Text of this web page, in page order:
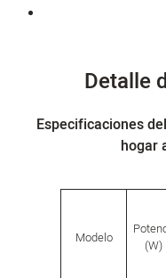
Detalle
Especificaciones
hogar
Modelo
(W)